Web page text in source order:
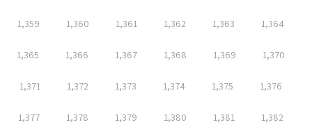
1,359 1,360 1,361 1,362 1,363 1,364
1,365 1,366 1,367 1,368 1,369 1,370
1,371 1,372 1,373 1,374 1,375 1,376
1,377 1,378 1,379 1,380 1,381 1,382